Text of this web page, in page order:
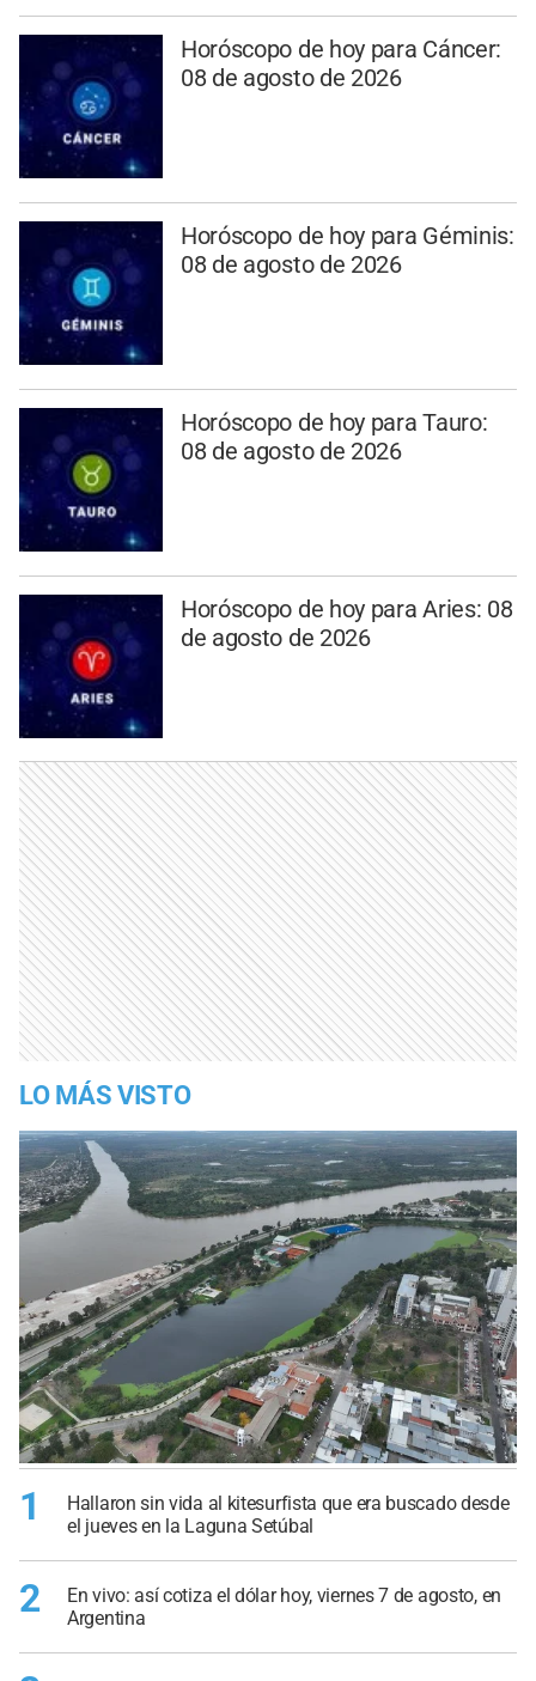
Horóscopo de hoy para Cáncer:
08 de agosto de 2026
Horóscopo de hoy para Géminis:
08 de agosto de 2026
Horóscopo de hoy para Tauro:
08 de agosto de 2026
Horóscopo de hoy para Aries: 08
de agosto de 2026
LO MÁS VISTO
1
Hallaron sin vida al kitesurfista que era buscado desde
el jueves en la Laguna Setúbal
2
En vivo: así cotiza el dólar hoy, viernes 7 de agosto, en
Argentina